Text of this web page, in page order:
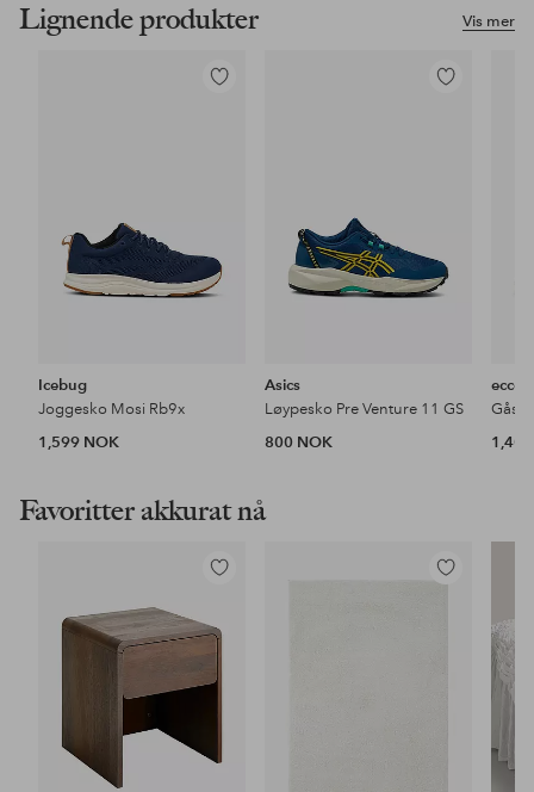
Vis mer
Lignende produkter
Legg
Icebug
Joggesko Mosi Rb9x
1,599 NOK
Legg
Asics
Løypesko Pre Venture 11 GS
800 NOK
ecco
Favoritter akkurat nå
Legg
favoritter
Legg